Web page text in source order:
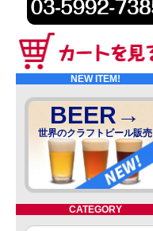
NEW ITEM!
BEER→
世界のクラフトビール販売
CATEGORY